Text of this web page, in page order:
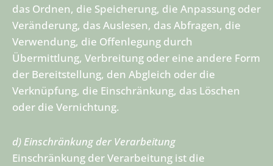
das Ordnen, die Speicherung, die Anpassung oder
Veränderung, das Auslesen, das Abfragen, die
Verwendung, die Offenlegung durch
Übermittlung, Verbreitung oder eine andere Form
der Bereitstellung, den Abgleich oder die
Verknüpfung, die Einschränkung, das Löschen
oder die Vernichtung.
d) Einschränkung der Verarbeitung
Einschränkung der Verarbeitung ist die